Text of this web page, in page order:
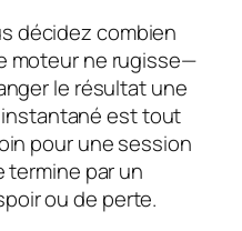
décidez combien
moteur ne rugisse—
le résultat une
instantané est tout
pour une session
par un
ou de perte.